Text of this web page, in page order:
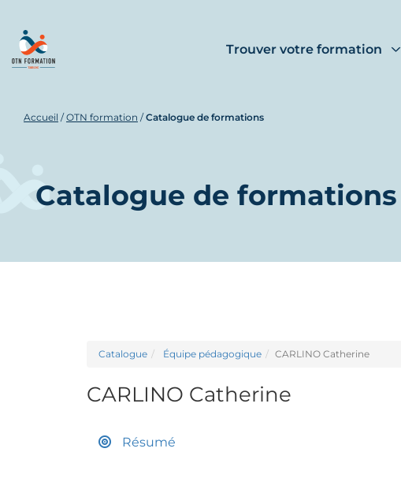
Trouver votre formation
Accueil /OTN formation /Catalogue de formations
Catalogue de formations
Catalogue Équipe pédagogique CARLINO Catherine
CARLINO Catherine
Résumé